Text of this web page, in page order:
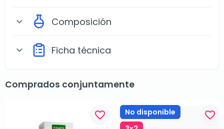
expand_more Composición
expand_more Ficha técnica
Comprados conjuntamente
favorite_border
No disponible
favorite_border